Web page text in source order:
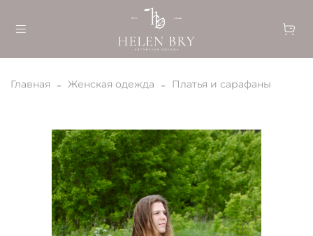
Главная Женская одежда Платья и сарафаны